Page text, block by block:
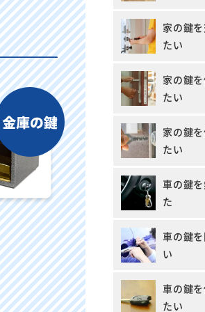
家の鍵
たい
家の鍵
たい
家の鍵
たい
車の鍵
た
車の鍵
い
車の鍵
たい